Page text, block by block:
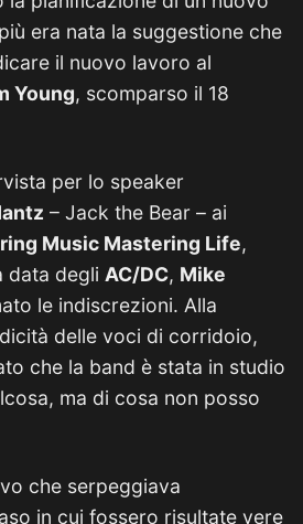
era nata la suggestione che
il nuovo lavoro al
Young, scomparso il 18
per lo speaker
– Jack the Bear – ai
Music Mastering Life,
data degli AC/DC, Mike
le indiscrezioni. Alla
delle voci di corridoio,
che la band è stata in studio
ma di cosa non posso
che serpeggiava
in cui fossero risultate vere